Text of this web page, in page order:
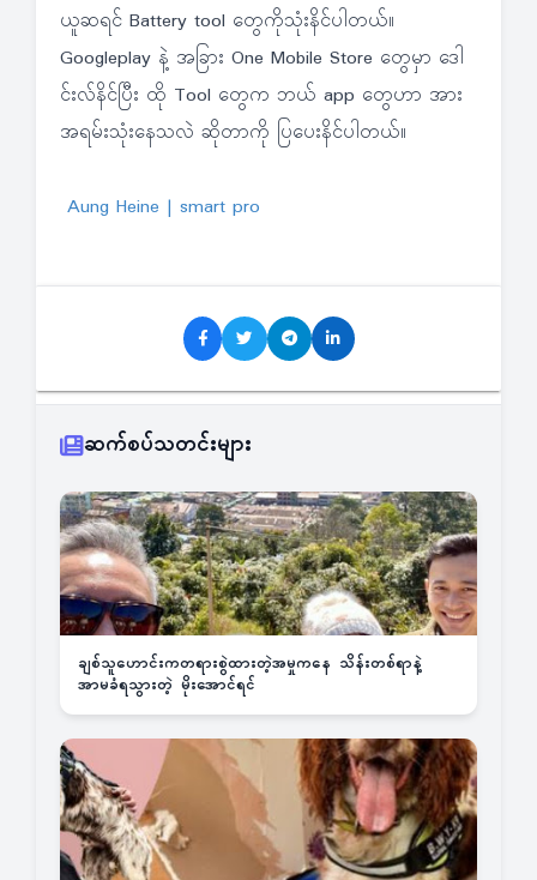
ယူဆရင် Battery tool တွေကိုသုံးနိင်ပါတယ်။
Googleplay နဲ့ အခြား One Mobile Store တွေမှာ ဒေါ
င်းလ်နိင်ပြီး ထို Tool တွေက ဘယ် app တွေဟာ အား
အရမ်းသုံးနေသလဲ ဆိုတာကို ပြပေးနိင်ပါတယ်။
Aung Heine | smart pro
ဆက်စပ်သတင်းများ
ချစ်သူဟောင်းကတရားစွဲထားတဲ့အမှုကနေ သိန်းတစ်ရာနဲ့
အာမခံရသွားတဲ့ မိုးအောင်ရင်